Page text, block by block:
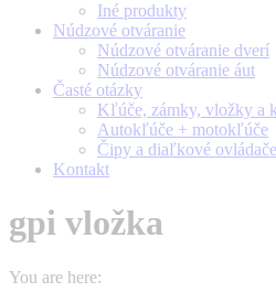
Iné produkty
Núdzové otváranie
Núdzové otváranie dverí
Núdzové otváranie áut
Časté otázky
Kľúče, zámky, vložky a
Autokľúče + motokľúče
Čipy a diaľkové
Kontakt
gpi vložka
You are here: